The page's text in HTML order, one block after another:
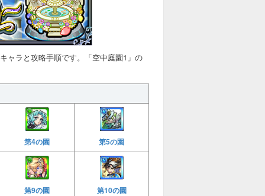
ャラと攻略手順です。「空中庭園1」の
第4の園 第5の園
第9の園 第10の園